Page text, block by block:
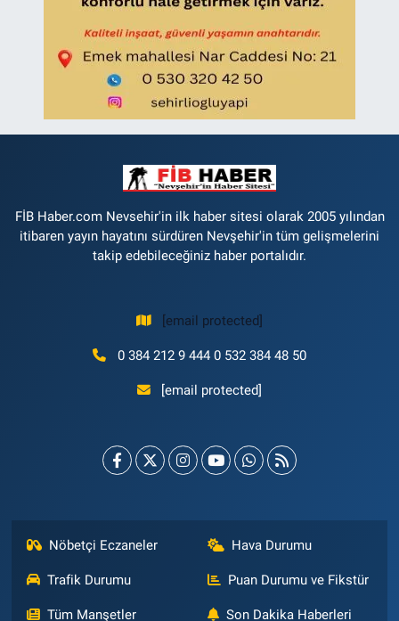
FİB Haber.com Nevsehir'in ilk haber sitesi olarak 2005 yılından
itibaren yayın hayatını sürdüren Nevşehir'in tüm gelişmelerini
takip edebileceğiniz haber portalıdır.
[email protected]
0 384 212 9 444 0 532 384 48 50
[email protected]
Nöbetçi Eczaneler Hava Durumu
Trafik Durumu Puan Durumu ve Fikstür
Tüm Manşetler Son Dakika Haberleri